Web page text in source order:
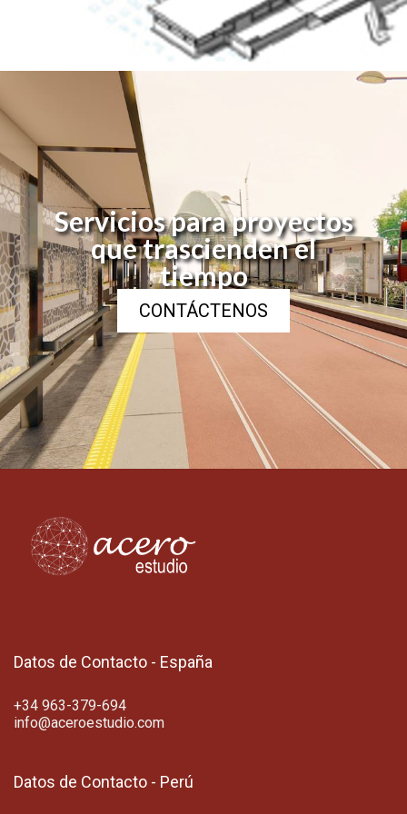
Servicios para proyectos
que trascienden el
tiempo
CONTÁCTENOS
Datos de Contacto - España
+34 963-379-694
info@aceroestudio.com
Datos de Contacto - Perú